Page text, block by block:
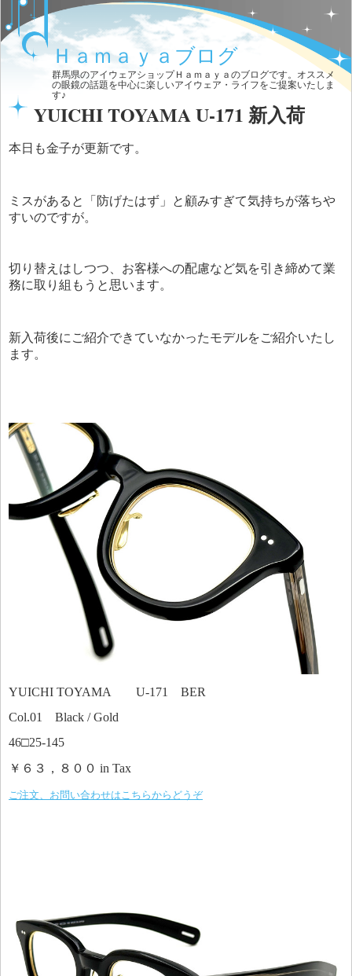
Ｈａｍａｙａブログ
群馬県のアイウェアショップＨａｍａｙａのブログです。オススメ
の眼鏡の話題を中心に楽しいアイウェア・ライフをご提案いたしま
す♪
YUICHI TOYAMA U-171 新入荷
本日も金子が更新です。
ミスがあると「防げたはず」と顧みすぎて気持ちが落ちや
すいのですが。
切り替えはしつつ、お客様への配慮など気を引き締めて業
務に取り組もうと思います。
新入荷後にご紹介できていなかったモデルをご紹介いたし
ます。
YUICHI TOYAMA U-171 BER
Col.01 Black / Gold
46□25-145
￥６３，８００ in Tax
ご注文、お問い合わせはこちらからどうぞ